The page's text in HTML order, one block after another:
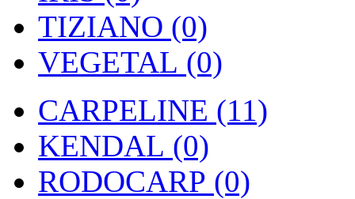
TIZIANO (0)
VEGETAL (0)
CARPELINE (11)
KENDAL (0)
RODOCARP (0)